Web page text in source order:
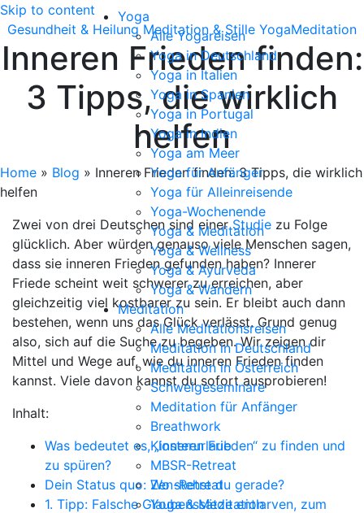
Skip to content
Yoga
Alle Yogareisen
Yoga in Deutschland
Yoga in Italien
Yoga in Spanien
Yoga in Portugal
Yoga in Indien
Yoga am Meer
Yoga für Anfänger
Yoga für Alleinreisende
Yoga-Wochenende
Yoga & Meditation
Yoga & Wellness
Yoga & Ayurveda
Yoga & Wandern
Meditation
Alle Meditationsreisen
Meditation in Deutschland
Meditation in Österreich
Schweigeseminare
Meditation für Anfänger
Breathwork
Klosterurlaub
MBSR-Retreat
Zen-Retreat
Yoga & Meditation
Gesundheit & Heilung Meditation & Stille YogaMeditation
Inneren Frieden finden:
3 Tipps, die wirklich
helfen
Home » Blog » Inneren Frieden finden: 3 Tipps, die wirklich
helfen
Zwei von drei Deutschen sind einerStudie zu Folge
glücklich. Aber würden genauso viele Menschen sagen,
dass sie inneren Frieden gefunden haben? Innerer
Friede scheint weit schwerer zu erreichen, aber
gleichzeitig viel kostbarer zu sein. Er bleibt auch dann
bestehen, wenn uns das Glück verlässt. Grund genug
also, sich auf die Suche zu begeben. Wir zeigen dir
Mittel und Wege auf, wie du inneren Frieden finden
kannst. Viele davon kannst du sofort ausprobieren!
Inhalt:
Was bedeutet es, „inneren Frieden“ zu finden und
zu spüren?
Dein Status quo: Wo stehst du gerade?
1. Tipp: Falsche Glaubenssätze entlarven, zum